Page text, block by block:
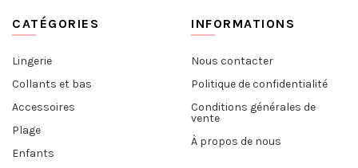
CATÉGORIES
Lingerie
Collants et bas
Accessoires
Plage
Enfants
INFORMATIONS
Nous contacter
Politique de confidentialité
Conditions générales de
vente
À propos de nous